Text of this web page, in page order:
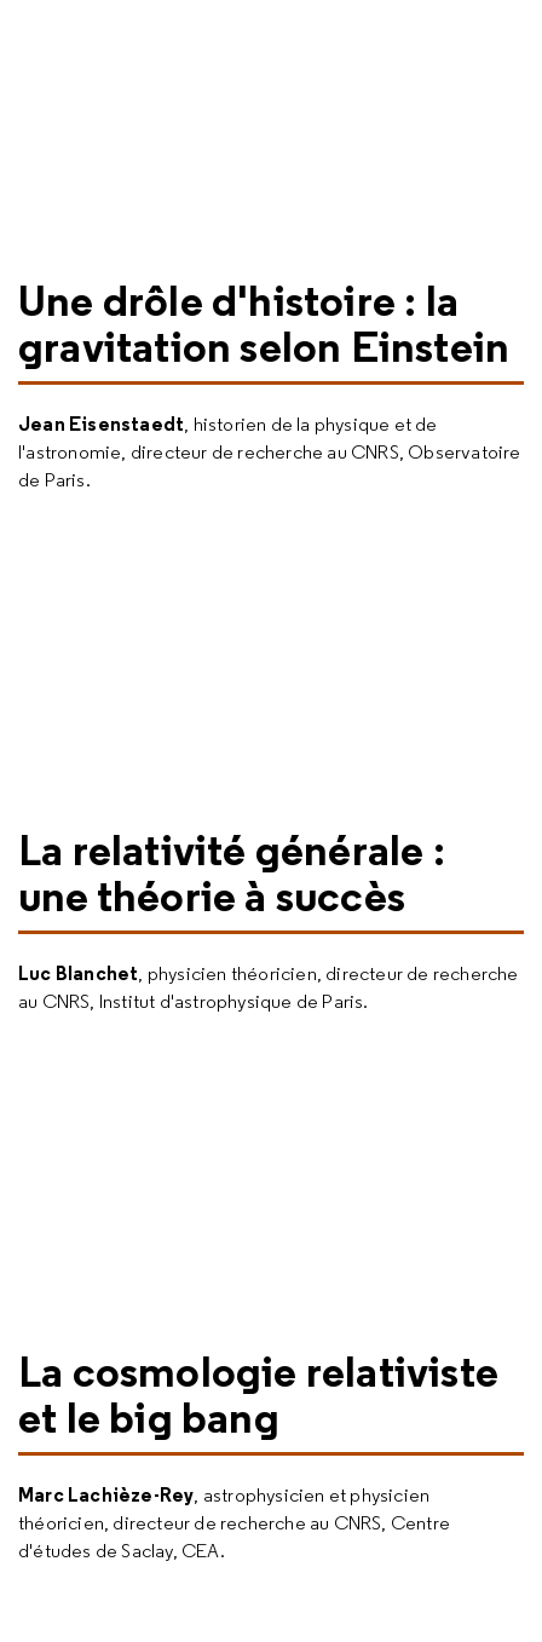
Une drôle d'histoire : la
gravitation selon Einstein
Jean Eisenstaedt, historien de la physique et de
l'astronomie, directeur de recherche au CNRS, Observatoire
de Paris.
La relativité générale :
une théorie à succès
Luc Blanchet, physicien théoricien, directeur de recherche
au CNRS, Institut d'astrophysique de Paris.
La cosmologie relativiste
et le big bang
Marc Lachièze-Rey, astrophysicien et physicien
théoricien, directeur de recherche au CNRS, Centre
d'études de Saclay, CEA.